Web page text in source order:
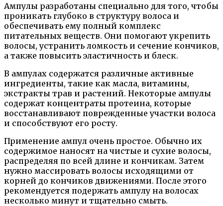
Ампулы разработаны специально для того, чтобы
проникать глубоко в структуру волоса и
обеспечивать ему полный комплекс
питательных веществ. Они помогают укрепить
волосы, устранить ломкость и сечение кончиков,
а также повысить эластичность и блеск.
В ампулах содержатся различные активные
ингредиенты, такие как масла, витамины,
экстракты трав и растений. Некоторые ампулы
содержат концентраты протеина, которые
восстанавливают поврежденные участки волоса
и способствуют его росту.
Применение ампул очень простое. Обычно их
содержимое наносят на чистые и сухие волосы,
распределяя по всей длине и кончикам. Затем
нужно массировать волосы исходящими от
корней до кончиков движениями. После этого
рекомендуется подержать ампулу на волосах
несколько минут и тщательно смыть.